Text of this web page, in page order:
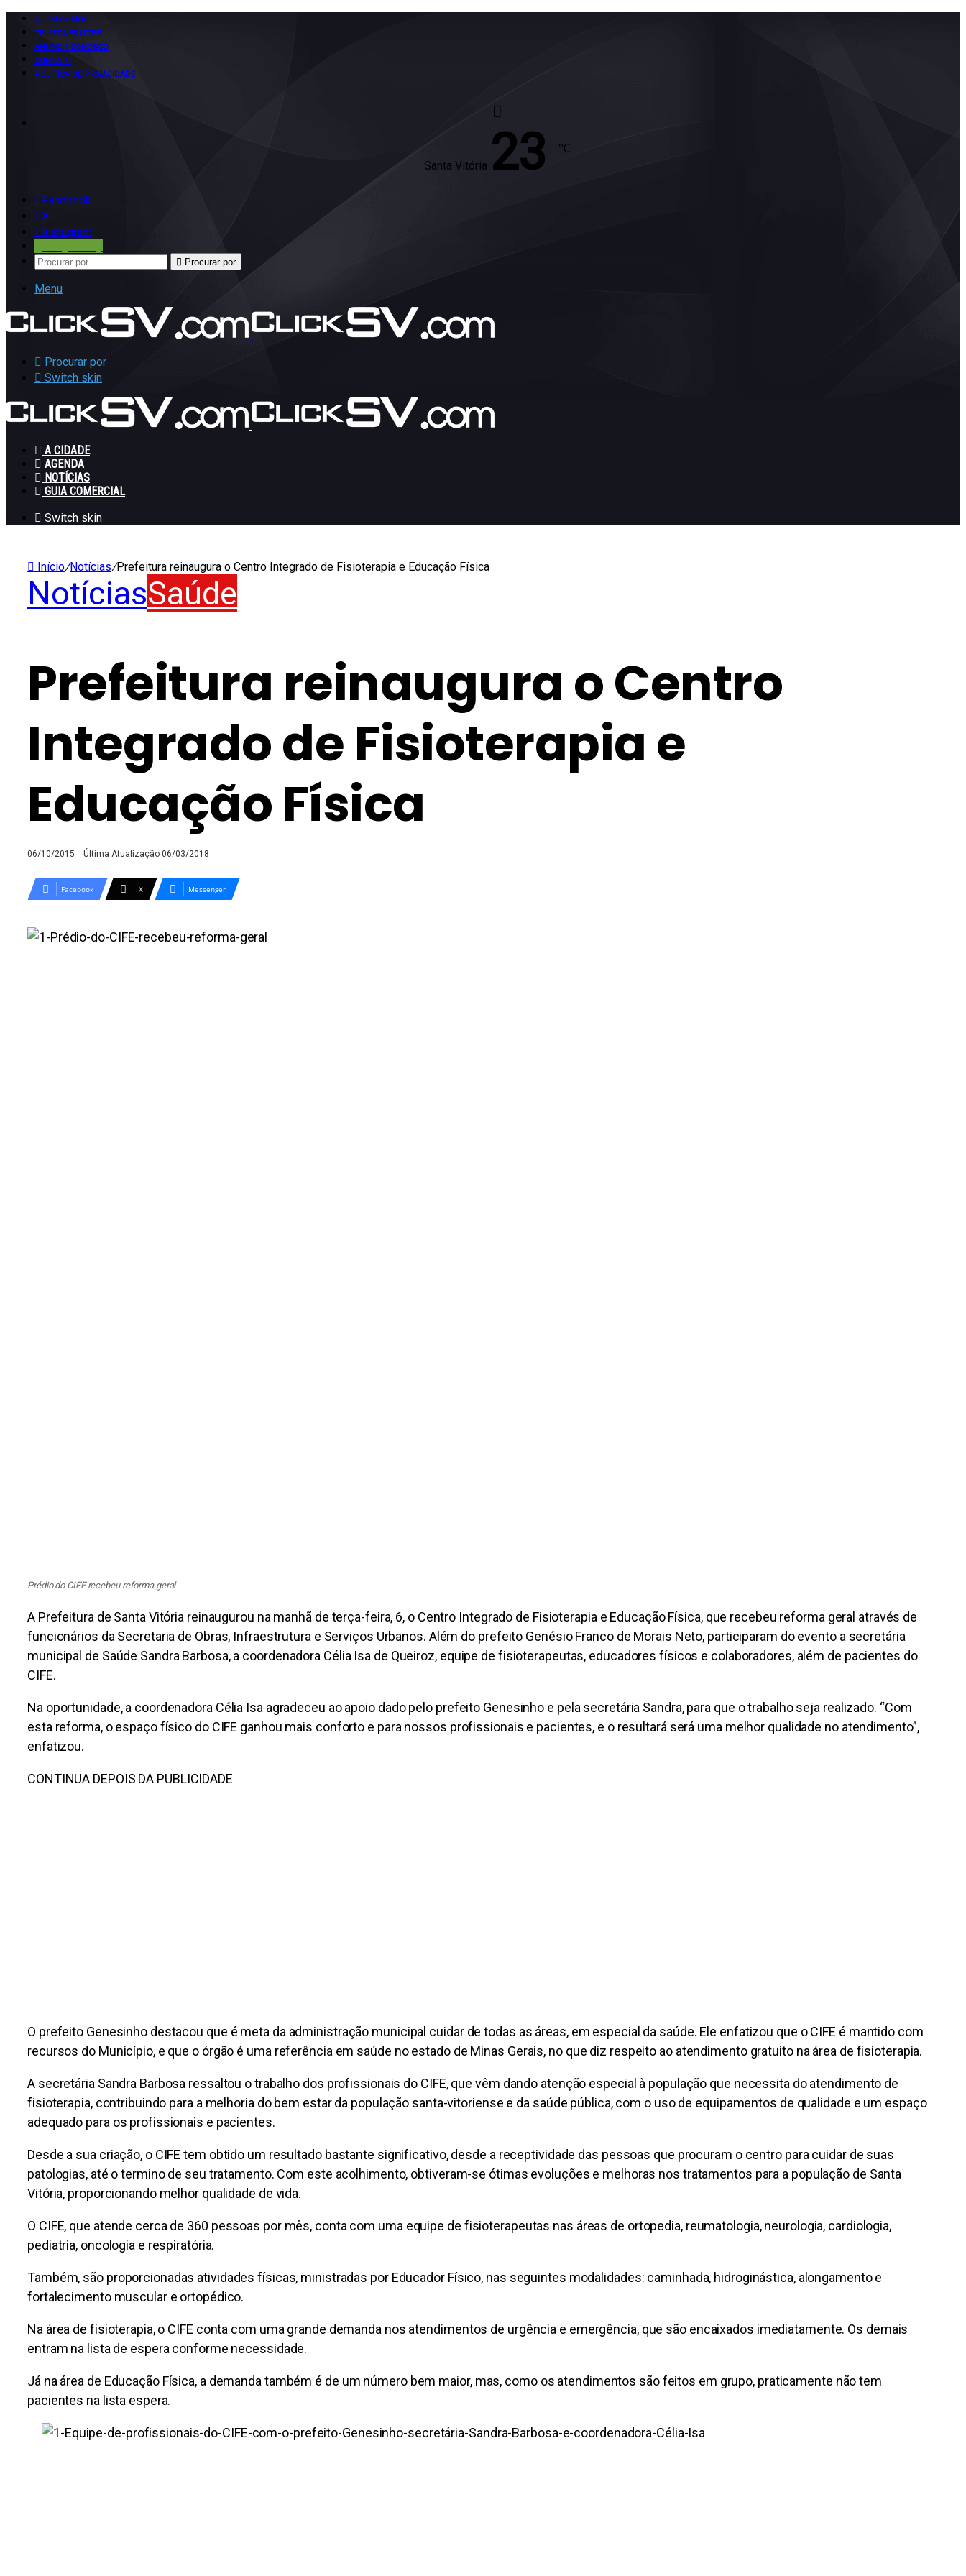
QUEM SOMOS
TELEFONES ÚTEIS
ANUNCIE CONOSCO
CONTATO
POLÍTICA DE PRIVACIDADE
Santa Vitória 23 ℃
Facebook
X
Instagram
Procurar por
Menu
Procurar por
Switch skin
A CIDADE
AGENDA
NOTÍCIAS
GUIA COMERCIAL
Switch skin
Início/Notícias/Prefeitura reinaugura o Centro Integrado de Fisioterapia e Educação Física
NotíciasSaúde
Prefeitura reinaugura o Centro
Integrado de Fisioterapia e
Educação Física
06/10/2015 Última Atualização 06/03/2018
Facebook X Messenger
Prédio do CIFE recebeu reforma geral
A Prefeitura de Santa Vitória reinaugurou na manhã de terça-feira, 6, o Centro Integrado de Fisioterapia e Educação Física, que recebeu reforma geral através de
funcionários da Secretaria de Obras, Infraestrutura e Serviços Urbanos. Além do prefeito Genésio Franco de Morais Neto, participaram do evento a secretária
municipal de Saúde Sandra Barbosa, a coordenadora Célia Isa de Queiroz, equipe de fisioterapeutas, educadores físicos e colaboradores, além de pacientes do
CIFE.
Na oportunidade, a coordenadora Célia Isa agradeceu ao apoio dado pelo prefeito Genesinho e pela secretária Sandra, para que o trabalho seja realizado. “Com
esta reforma, o espaço físico do CIFE ganhou mais conforto e para nossos profissionais e pacientes, e o resultará será uma melhor qualidade no atendimento”,
enfatizou.
CONTINUA DEPOIS DA PUBLICIDADE
O prefeito Genesinho destacou que é meta da administração municipal cuidar de todas as áreas, em especial da saúde. Ele enfatizou que o CIFE é mantido com
recursos do Município, e que o órgão é uma referência em saúde no estado de Minas Gerais, no que diz respeito ao atendimento gratuito na área de fisioterapia.
A secretária Sandra Barbosa ressaltou o trabalho dos profissionais do CIFE, que vêm dando atenção especial à população que necessita do atendimento de
fisioterapia, contribuindo para a melhoria do bem estar da população santa-vitoriense e da saúde pública, com o uso de equipamentos de qualidade e um espaço
adequado para os profissionais e pacientes.
Desde a sua criação, o CIFE tem obtido um resultado bastante significativo, desde a receptividade das pessoas que procuram o centro para cuidar de suas
patologias, até o termino de seu tratamento. Com este acolhimento, obtiveram-se ótimas evoluções e melhoras nos tratamentos para a população de Santa
Vitória, proporcionando melhor qualidade de vida.
O CIFE, que atende cerca de 360 pessoas por mês, conta com uma equipe de fisioterapeutas nas áreas de ortopedia, reumatologia, neurologia, cardiologia,
pediatria, oncologia e respiratória.
Também, são proporcionadas atividades físicas, ministradas por Educador Físico, nas seguintes modalidades: caminhada, hidroginástica, alongamento e
fortalecimento muscular e ortopédico.
Na área de fisioterapia, o CIFE conta com uma grande demanda nos atendimentos de urgência e emergência, que são encaixados imediatamente. Os demais
entram na lista de espera conforme necessidade.
Já na área de Educação Física, a demanda também é de um número bem maior, mas, como os atendimentos são feitos em grupo, praticamente não tem
pacientes na lista espera.